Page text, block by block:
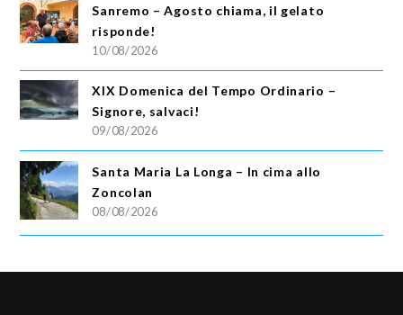
Sanremo – Agosto chiama, il gelato
risponde!
10/08/2026
XIX Domenica del Tempo Ordinario –
Signore, salvaci!
09/08/2026
Santa Maria La Longa – In cima allo
Zoncolan
08/08/2026